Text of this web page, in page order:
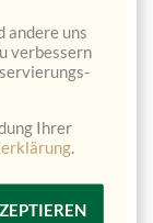
und Besuch
andere uns
verbessern
Ihrer
.